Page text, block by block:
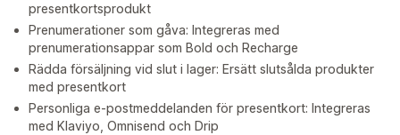
presentkortsprodukt
Prenumerationer som gåva: Integreras med
prenumerationsappar som Bold och Recharge
Rädda försäljning vid slut i lager: Ersätt slutsålda produkter
med presentkort
Personliga e-postmeddelanden för presentkort: Integreras
med Klaviyo, Omnisend och Drip